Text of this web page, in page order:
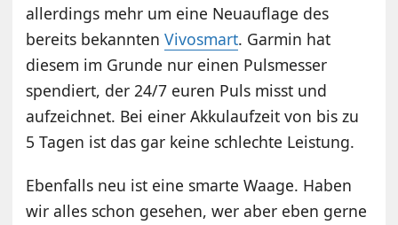
allerdings mehr um eine Neuauflage des
bereits bekanntenVivosmart. Garmin hat
diesem im Grunde nur einen Pulsmesser
spendiert, der 24/7 euren Puls misst und
aufzeichnet. Bei einer Akkulaufzeit von bis zu
5 Tagen ist das gar keine schlechte Leistung.
Ebenfalls neu ist eine smarte Waage. Haben
wir alles schon gesehen, wer aber eben gerne